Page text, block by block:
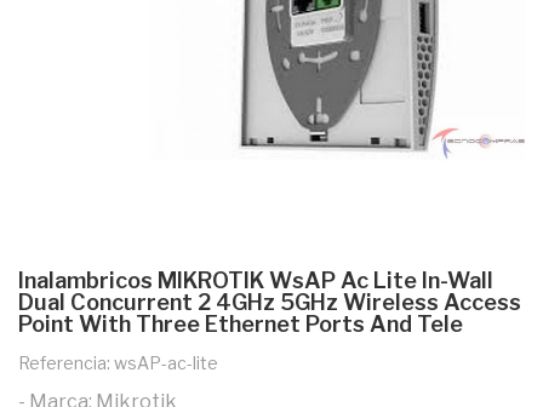
Inalambricos MIKROTIK WsAP Ac Lite In-Wall
Dual Concurrent 2 4GHz 5GHz Wireless Access
Point With Three Ethernet Ports And Tele
Referencia: wsAP-ac-lite
- Marca: Mikrotik